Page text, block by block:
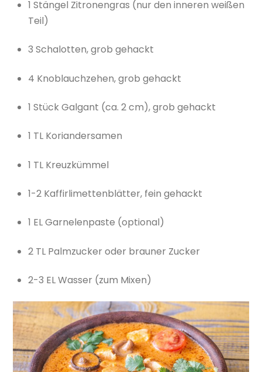
1 Stängel Zitronengras (nur den inneren weißen
Teil)
3 Schalotten, grob gehackt
4 Knoblauchzehen, grob gehackt
1 Stück Galgant (ca. 2 cm), grob gehackt
1 TL Koriandersamen
1 TL Kreuzkümmel
1-2 Kaffirlimettenblätter, fein gehackt
1 EL Garnelenpaste (optional)
2 TL Palmzucker oder brauner Zucker
2-3 EL Wasser (zum Mixen)